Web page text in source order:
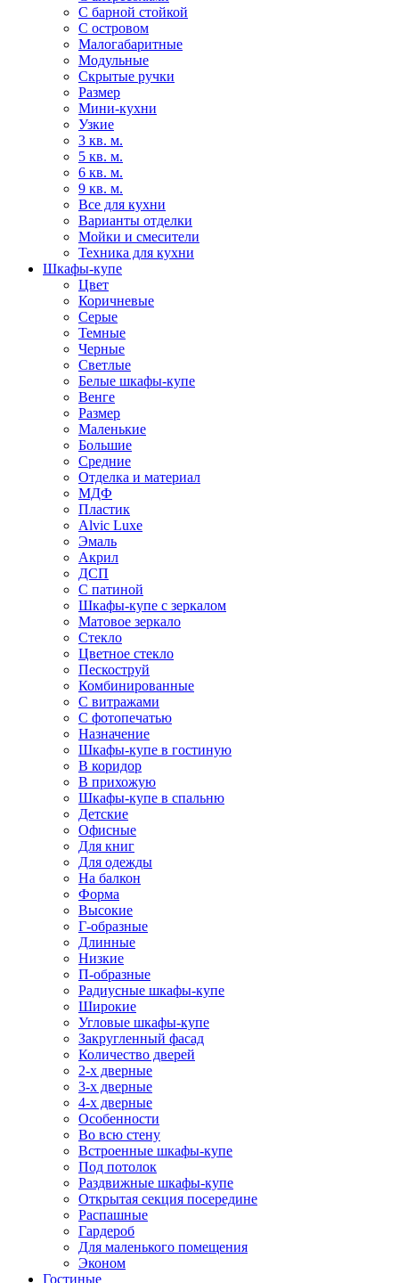
С барной стойкой
С островом
Малогабаритные
Модульные
Скрытые ручки
Размер
Мини-кухни
Узкие
3 кв. м.
5 кв. м.
6 кв. м.
9 кв. м.
Все для кухни
Варианты отделки
Мойки и смесители
Техника для кухни
Шкафы-купе
Цвет
Коричневые
Серые
Темные
Черные
Светлые
Белые шкафы-купе
Венге
Размер
Маленькие
Большие
Средние
Отделка и материал
МДФ
Пластик
Alvic Luxe
Эмаль
Акрил
ДСП
С патиной
Шкафы-купе с зеркалом
Матовое зеркало
Стекло
Цветное стекло
Пескоструй
Комбинированные
С витражами
С фотопечатью
Назначение
Шкафы-купе в гостиную
В коридор
В прихожую
Шкафы-купе в спальню
Детские
Офисные
Для книг
Для одежды
На балкон
Форма
Высокие
Г-образные
Длинные
Низкие
П-образные
Радиусные шкафы-купе
Широкие
Угловые шкафы-купе
Закругленный фасад
Количество дверей
2-х дверные
3-х дверные
4-х дверные
Особенности
Во всю стену
Встроенные шкафы-купе
Под потолок
Раздвижные шкафы-купе
Открытая секция посередине
Распашные
Гардероб
Для маленького помещения
Эконом
Гостиные